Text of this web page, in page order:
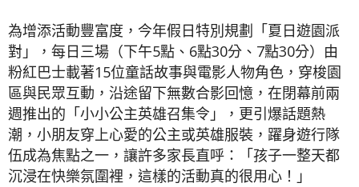
為增添活動豐富度，今年假日特別規劃「夏日遊園派
對」，每日三場（下午5點、6點30分、7點30分）由
粉紅巴士載著15位童話故事與電影人物角色，穿梭園
區與民眾互動，沿途留下無數合影回憶，在閉幕前兩
週推出的「小小公主英雄召集令」，更引爆話題熱
潮，小朋友穿上心愛的公主或英雄服裝，躍身遊行隊
伍成為焦點之一，讓許多家長直呼：「孩子一整天都
沉浸在快樂氛圍裡，這樣的活動真的很用心！」